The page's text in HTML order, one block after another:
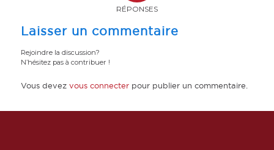
RÉPONSES
Laisser un commentaire
Rejoindre la discussion?
N’hésitez pas à contribuer !
Vous devez vous connecterpour publier un commentaire.